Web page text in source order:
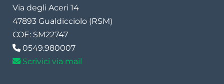
Via degli Aceri 14
47893 Gualdicciolo (RSM)
COE: SM22747
0549.980007
Scrivici via mail